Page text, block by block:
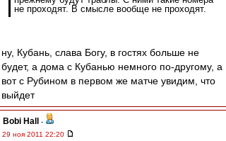
не проходят. В смысле вообще не проходят.
ну, Кубань, слава Богу, в гостях больше не
будет, а дома с Кубанью немного по-другому, а
вот с Рубином в первом же матче увидим, что
выйдет
Bobi Hall
-
29 ноя 2011 22:20